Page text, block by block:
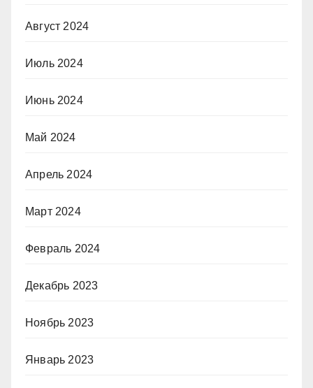
Август 2024
Июль 2024
Июнь 2024
Май 2024
Апрель 2024
Март 2024
Февраль 2024
Декабрь 2023
Ноябрь 2023
Январь 2023